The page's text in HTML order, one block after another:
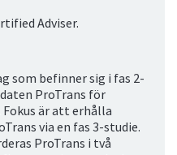
Adviser.
som befinner sig i fas 2-
ProTrans för
är att erhålla
via en fas 3-studie.
ProTrans i två